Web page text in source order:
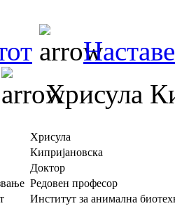
Хрисула
Хрисула
Кипријановска
Доктор
Редовен професор
Институт за анимална